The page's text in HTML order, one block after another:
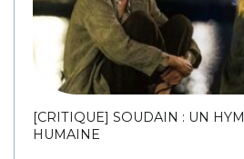
[CRITIQUE] SOUDAIN : UN
HUMAINE